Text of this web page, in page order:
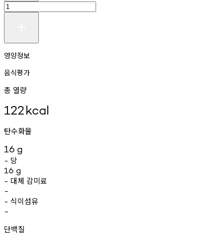
영양정보
음식평가
총 열량
122kcal
탄수화물
16 g
- 당
16 g
- 대체 감미료
-
- 식이섬유
-
단백질